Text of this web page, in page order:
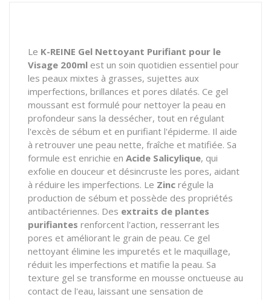
Le K-REINE Gel Nettoyant Purifiant pour le
Visage 200ml est un soin quotidien essentiel pour
les peaux mixtes à grasses, sujettes aux
imperfections, brillances et pores dilatés. Ce gel
moussant est formulé pour nettoyer la peau en
profondeur sans la dessécher, tout en régulant
l'excès de sébum et en purifiant l'épiderme. Il aide
à retrouver une peau nette, fraîche et matifiée. Sa
formule est enrichie en Acide Salicylique, qui
exfolie en douceur et désincruste les pores, aidant
à réduire les imperfections. Le Zinc régule la
production de sébum et possède des propriétés
antibactériennes. Des extraits de plantes
purifiantes renforcent l'action, resserrant les
pores et améliorant le grain de peau. Ce gel
nettoyant élimine les impuretés et le maquillage,
réduit les imperfections et matifie la peau. Sa
texture gel se transforme en mousse onctueuse au
contact de l'eau, laissant une sensation de